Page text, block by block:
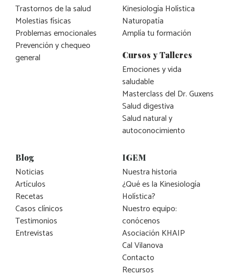
Trastornos de la salud
Molestias físicas
Problemas emocionales
Prevención y chequeo
general
Kinesiología Holística
Naturopatía
Amplía tu formación
Cursos y Talleres
Emociones y vida
saludable
Masterclass del Dr. Guxens
Salud digestiva
Salud natural y
autoconocimiento
Blog
Noticias
Artículos
Recetas
Casos clínicos
Testimonios
Entrevistas
IGEM
Nuestra historia
¿Qué es la Kinesiología
Holística?
Nuestro equipo:
conócenos
Asociación KHAIP
Cal Vilanova
Contacto
Recursos